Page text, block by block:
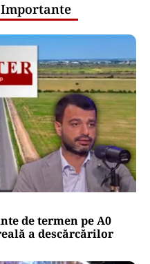
de termen pe A0
a descărcărilor